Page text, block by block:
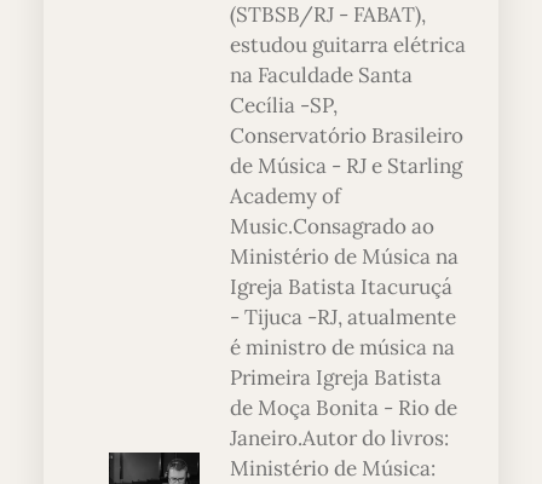
(STBSB/RJ - FABAT),
estudou guitarra elétrica
na Faculdade Santa
Cecília -SP,
Conservatório Brasileiro
de Música - RJ e Starling
Academy of
Music.Consagrado ao
Ministério de Música na
Igreja Batista Itacuruçá
- Tijuca -RJ, atualmente
é ministro de música na
Primeira Igreja Batista
de Moça Bonita - Rio de
Janeiro.Autor do livros:
Ministério de Música: